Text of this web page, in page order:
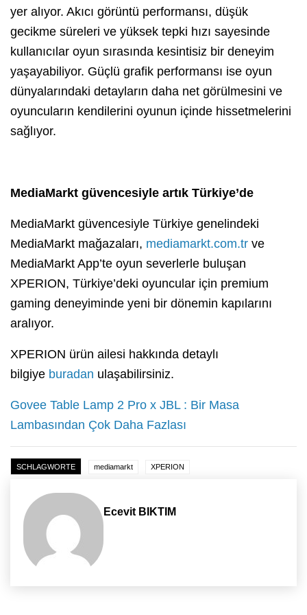
yer alıyor. Akıcı görüntü performansı, düşük
gecikme süreleri ve yüksek tepki hızı sayesinde
kullanıcılar oyun sırasında kesintisiz bir deneyim
yaşayabiliyor. Güçlü grafik performansı ise oyun
dünyalarındaki detayların daha net görülmesini ve
oyuncuların kendilerini oyunun içinde hissetmelerini
sağlıyor.
MediaMarkt güvencesiyle artık Türkiye’de
MediaMarkt güvencesiyle Türkiye genelindeki
MediaMarkt mağazaları, mediamarkt.com.tr ve
MediaMarkt App’te oyun severlerle buluşan
XPERION, Türkiye’deki oyuncular için premium
gaming deneyiminde yeni bir dönemin kapılarını
aralıyor.
XPERION ürün ailesi hakkında detaylı
bilgiye buradan ulaşabilirsiniz.
Govee Table Lamp 2 Pro x JBL : Bir Masa
Lambasından Çok Daha Fazlası
SCHLAGWORTE mediamarkt XPERION
Ecevit BIKTIM